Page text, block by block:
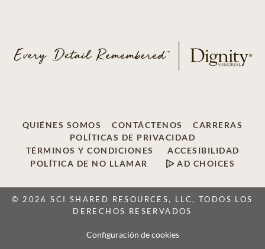
QUIÉNES SOMOS CONTÁCTENOS
CARRERAS
POLÍTICAS DE PRIVACIDAD
TÉRMINOS Y CONDICIONES
ACCESIBILIDAD
POLÍTICA DE NO LLAMAR
AD CHOICES
© 2026 SCI SHARED RESOURCES, LLC, TODOS LOS
DERECHOS RESERVADOS
Configuración de cookies